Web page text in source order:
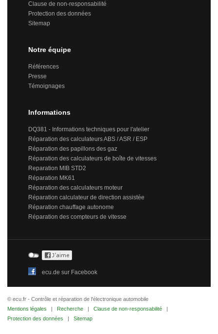
Clause de non-responsabilité
Protection des données
Sitemap
Notre équipe
Références
Presse
Témoignages
Informations
DQ381 - Informations techniques pour l'atelier
Réparation des calculateurs ABS / ASR / ESP
Réparation des papillons des gaz
Réparation des calculateurs de boîte de vitesses
Reparation MIB STD2
Réparation MK61
Réparation des calculateurs moteur
Réparation calculateur de direction assistée
Réparation chauffage autonome
Réparation des compteurs de vitesse
ecu.de sur Facebook
© ecu.fr - Contrôle et réparation de l'électronique automobile
Mentions légales
| Recherche | Clause de non-responsabilité
|
Protection des données
| Sitemap